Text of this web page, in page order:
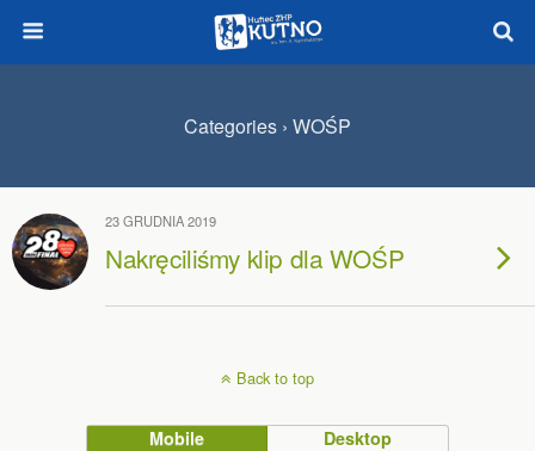
Categories › WOŚP
23 GRUDNIA 2019
Nakręciliśmy klip dla WOŚP
Back to top
Mobile Desktop